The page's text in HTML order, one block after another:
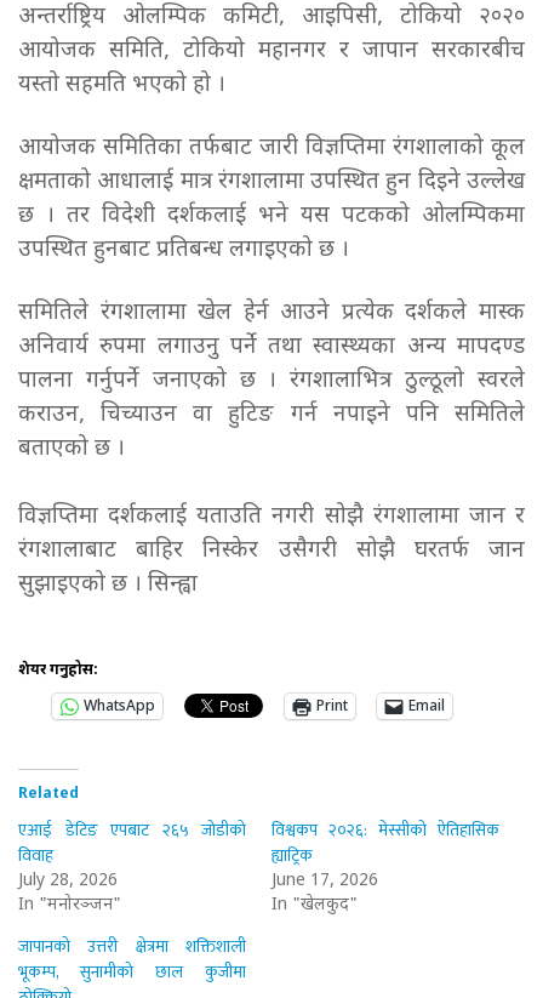
अन्तर्राष्ट्रिय ओलम्पिक कमिटी, आइपिसी, टोकियो २०२०
आयोजक समिति, टोकियो महानगर र जापान सरकारबीच
यस्तो सहमति भएको हो ।
आयोजक समितिका तर्फबाट जारी विज्ञप्तिमा रंगशालाको कूल
क्षमताको आधालाई मात्र रंगशालामा उपस्थित हुन दिइने उल्लेख
छ । तर विदेशी दर्शकलाई भने यस पटकको ओलम्पिकमा
उपस्थित हुनबाट प्रतिबन्ध लगाइएको छ ।
समितिले रंगशालामा खेल हेर्न आउने प्रत्येक दर्शकले मास्क
अनिवार्य रुपमा लगाउनु पर्ने तथा स्वास्थ्यका अन्य मापदण्ड
पालना गर्नुपर्ने जनाएको छ । रंगशालाभित्र ठुल्ठूलो स्वरले
कराउन, चिच्याउन वा हुटिङ गर्न नपाइने पनि समितिले
बताएको छ ।
विज्ञप्तिमा दर्शकलाई यताउति नगरी सोझै रंगशालामा जान र
रंगशालाबाट बाहिर निस्केर उसैगरी सोझै घरतर्फ जान
सुझाइएको छ । सिन्ह्वा
शेयर गर्नुहोस:
WhatsApp
Print Email
Related
एआई डेटिङ एपबाट २६५ जोडीको
विवाह
July 28, 2026
In "मनोरञ्जन"
विश्वकप २०२६: मेस्सीको ऐतिहासिक
ह्याट्रिक
June 17, 2026
In "खेलकुद"
जापानको उत्तरी क्षेत्रमा शक्तिशाली
भूकम्प, सुनामीको छाल कुजीमा